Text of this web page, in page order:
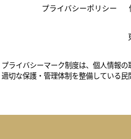
プライバシーポリシー
プライバシーマーク制度は、個人情報の
適切な保護・管理体制を整備している民